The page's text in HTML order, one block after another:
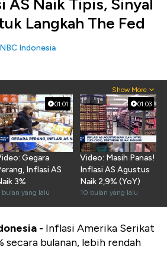
AS Naik Tipis, Sinyal
Langkah The Fed
Indonesia
Show More
01:01
Gegara
Inflasi AS
3%
bulan yang lalu
01:03
Video: Masih Panas!
Inflasi AS Agustus
Naik 2,9% (YoY)
10 bulan yang lalu
- Inflasi Amerika Serikat
secara bulanan, lebih rendah